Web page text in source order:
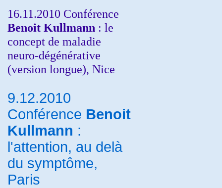
16.11.2010 Conférence
Benoit Kullmann : le
concept de maladie
neuro-dégénérative
(version longue), Nice
9.12.2010
Conférence Benoit
Kullmann :
l'attention, au delà
du symptôme,
Paris